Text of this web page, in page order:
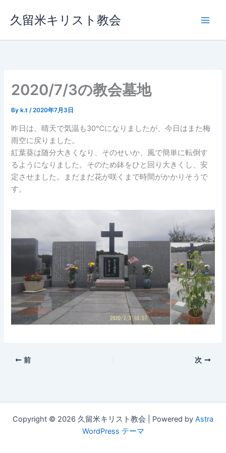
ス
久留米キリスト教会
2020/7/3の教会墓地
By k.t/2020年7月3日
昨日は、晴天で気温も30℃になりましたが、今日はまた梅
雨空に戻りました。
紅葉葵は随分大きくなり、そのせいか、風で簡単に転倒す
るようになりました。そのため鉢をひと回り大きくし、安
定させました。まだまだ花が咲くまで時間がかかりそうで
す。
前 次
Copyright © 2026 久留米キリスト教会 | Powered by Astra
WordPress テーマ